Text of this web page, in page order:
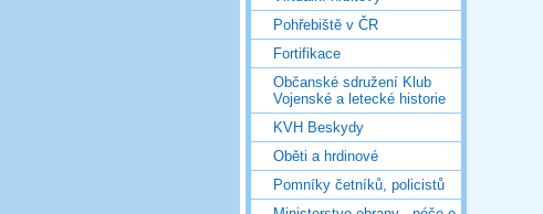
Pohřebiště v ČR
Fortifikace
Občanské sdružení Klub
Vojenské a letecké historie
KVH Beskydy
Oběti a hrdinové
Pomníky četníků, policistů